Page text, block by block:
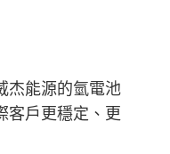
杰能源的氫電池
客戶更穩定、更